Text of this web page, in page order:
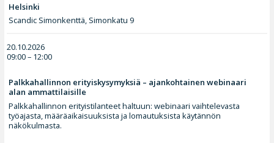
Helsinki
Scandic Simonkenttä, Simonkatu 9
20.10.2026
09:00 – 12:00
Palkkahallinnon erityiskysymyksiä – ajankohtainen webinaari
alan ammattilaisille
Palkkahallinnon erityistilanteet haltuun: webinaari vaihtelevasta
työajasta, määräaikaisuuksista ja lomautuksista käytännön
näkökulmasta.